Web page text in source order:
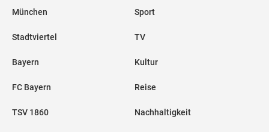
München
Stadtviertel
Bayern
FC Bayern
TSV 1860
Sport
TV
Kultur
Reise
Nachhaltigkeit